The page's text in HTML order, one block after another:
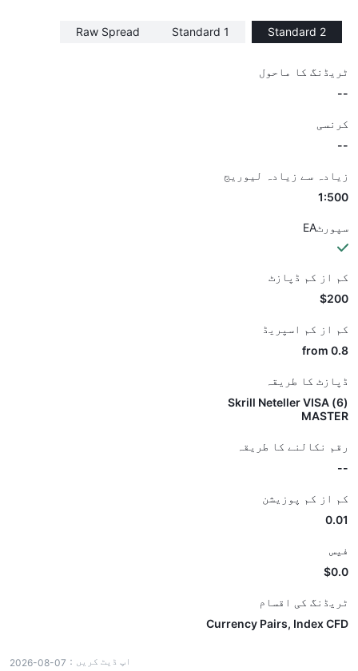
Standard 2
Standard 1
Raw Spread
ٹریڈنگ کا ماحول
--
کرنسی
--
زیادہ سے زیادہ لیوریج
1:500
سپورٹEA
کم از کم ڈپازٹ
$200
کم از کم اسپریڈ
from 0.8
ڈپازٹ کا طریقہ
(6) Skrill Neteller VISA
MASTER
رقم نکالنے کا طریقہ
--
کم از کم پوزیشن
0.01
فیس
$0.0
ٹریڈنگ کی اقسام
Currency Pairs, Index CFD
اپ ڈیٹ کریں： 2026-08-07